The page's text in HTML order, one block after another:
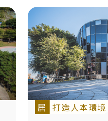
居 打造人本環境